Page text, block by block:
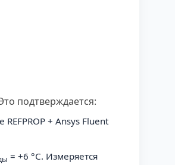
подтверждается:
+ Ansys Fluent
= +6 °C. Измеряется